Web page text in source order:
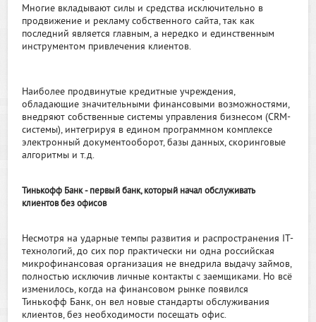
Многие вкладывают силы и средства исключительно в
продвижение и рекламу собственного сайта, так как
последний является главным, а нередко и единственным
инструментом привлечения клиентов.
Наиболее продвинутые кредитные учреждения,
обладающие значительными финансовыми возможностями,
внедряют собственные системы управления бизнесом (CRM-
системы), интегрируя в едином программном комплексе
электронный документооборот, базы данных, скоринговые
алгоритмы и т.д.
Тинькофф Банк - первый банк, который начал обслуживать
клиентов без офисов
Несмотря на ударные темпы развития и распространения IT-
технологий, до сих пор практически ни одна российская
микрофинансовая организация не внедрила выдачу займов,
полностью исключив личные контакты с заемщиками. Но всё
изменилось, когда на финансовом рынке появился
Тинькофф Банк, он вел новые стандарты обслуживания
клиентов, без необходимости посещать офис.